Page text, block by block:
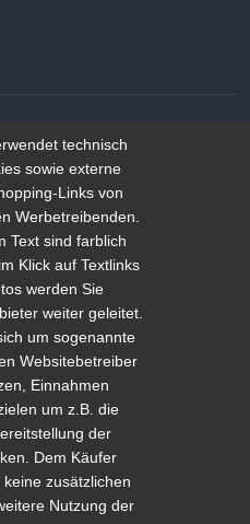
Links von Amazon und
technisch
sowie externe
Links von
Werbetreibenden.
Text sind farblich
Klick auf Textlinks
werden Sie
weiter geleitet.
um sogenannte
Websitebetreiber
Einnahmen
um z.B. die
der
Dem Käufer
zusätzlichen
Nutzung der